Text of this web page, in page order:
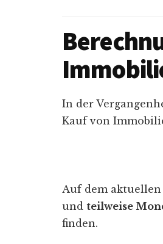
In der
Kauf von
Auf dem
und teilweise
finden.